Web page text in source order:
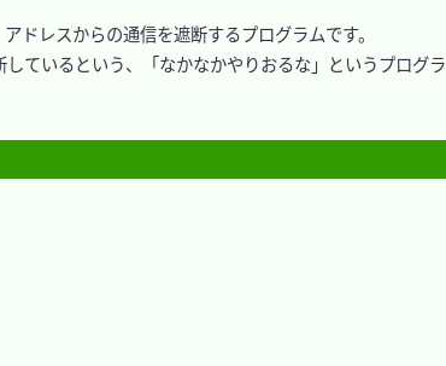
レスからの通信を遮断するプログラムです。
ているという、「なかなかやりおるな」というプログラ